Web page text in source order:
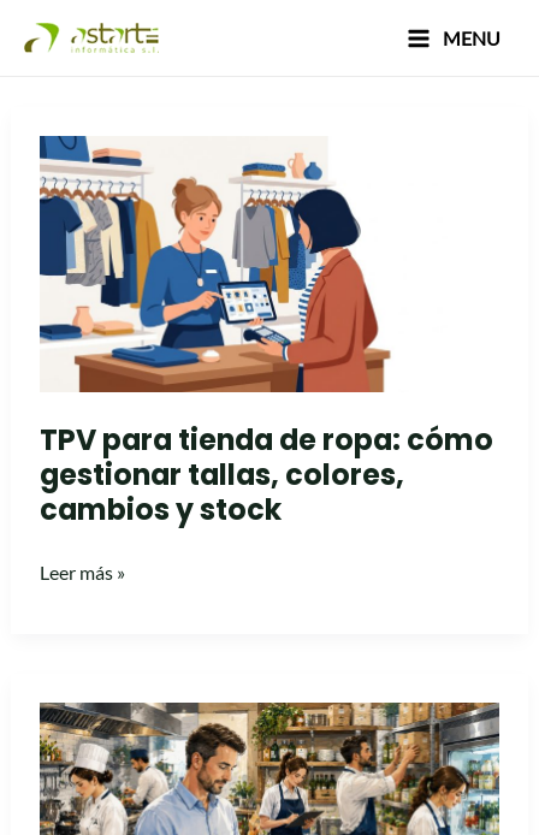
MainMENU
TPV para tienda de ropa: cómo
gestionar tallas, colores,
cambios y stock
TPV
para
tienda
ropa:
cómo
gestionar
cambios
y
stock
Leer más »
Control
de
stock
en
de